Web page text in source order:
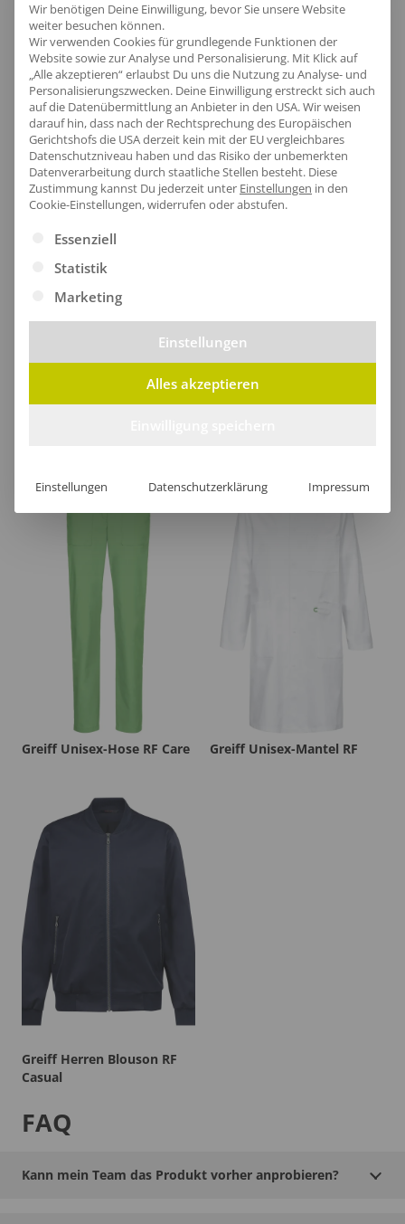
Größentabelle
Lieferzeit
[jgm-review-widget]
Kundenprojekte
Greiff Unisex-Hose RF Care Greiff Unisex-Mantel RF
Greiff Herren Blouson RF
Casual
FAQ
Kann mein Team das Produkt vorher anprobieren?
Wir benötigen Deine Einwilligung, bevor Sie unsere Website
weiter besuchen können.
Wir verwenden Cookies für grundlegende Funktionen der
Website sowie zur Analyse und Personalisierung. Mit Klick auf
„Alle akzeptieren“ erlaubst Du uns die Nutzung zu Analyse- und
Personalisierungszwecken. Deine Einwilligung erstreckt sich auch
auf die Datenübermittlung an Anbieter in den USA. Wir weisen
darauf hin, dass nach der Rechtsprechung des Europäischen
Gerichtshofs die USA derzeit kein mit der EU vergleichbares
Datenschutzniveau haben und das Risiko der unbemerkten
Datenverarbeitung durch staatliche Stellen besteht. Diese
Zustimmung kannst Du jederzeit unter Einstellungen in den
Cookie-Einstellungen, widerrufen oder abstufen.
Es folgt eine Liste der Service-Gruppen, für die eine
Essenziell
Statistik
Marketing
Einstellungen
Alles akzeptieren
Einstellungen Datenschutzerklärung Impressum